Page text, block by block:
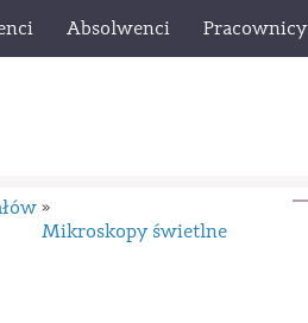
Absolwenci Pracownicy
»
Mikroskopy świetlne